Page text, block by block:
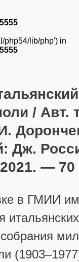
5555
php54/lib/php') in
5555
/ Авт.
Дж.
— 70
в ГМИИ